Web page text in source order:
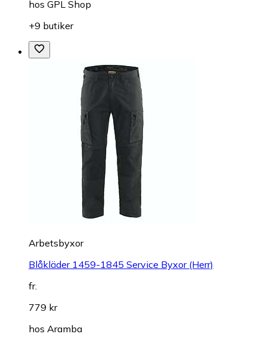
hos GPL Shop
+9 butiker
Arbetsbyxor
Blåkläder 1459-1845 Service Byxor (Herr)
fr.
779 kr
hos Aramba